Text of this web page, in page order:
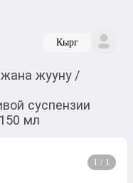
Кырг
жууну /
суспензии
мл
1 / 1